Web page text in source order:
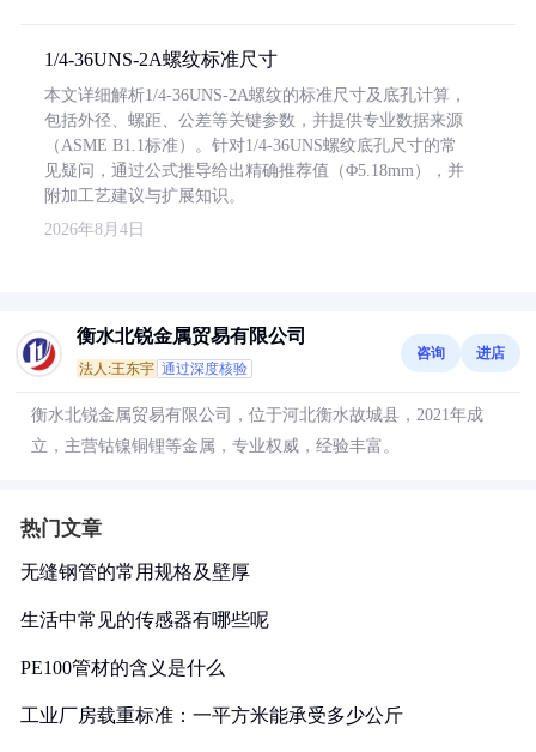
1/4-36UNS-2A螺纹标准尺寸
本文详细解析1/4-36UNS-2A螺纹的标准尺寸及底孔计算，
包括外径、螺距、公差等关键参数，并提供专业数据来源
（ASME B1.1标准）。针对1/4-36UNS螺纹底孔尺寸的常
见疑问，通过公式推导给出精确推荐值（Φ5.18mm），并
附加工艺建议与扩展知识。
2026年8月4日
衡水北锐金属贸易有限公司
法人:王东宇 通过深度核验
咨询 进店
衡水北锐金属贸易有限公司，位于河北衡水故城县，2021年成
立，主营钴镍铜锂等金属，专业权威，经验丰富。
热门文章
无缝钢管的常用规格及壁厚
生活中常见的传感器有哪些呢
PE100管材的含义是什么
工业厂房载重标准：一平方米能承受多少公斤